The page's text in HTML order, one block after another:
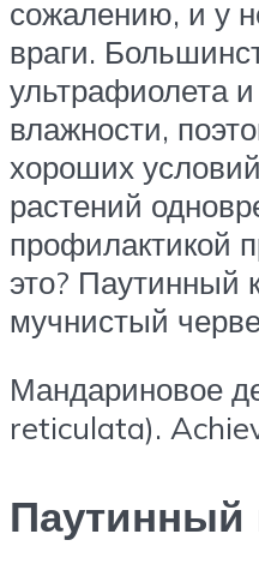
сожалению, и у
враги.
ультрафиолета
влажности,
хороших
растений
профилактикой
это? Паутинный
мучнистый
Мандариновое
reticulata).
Паутинный